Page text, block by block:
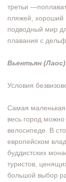
третьи
пляжей, хороший
подводный мир
плавания с
Вьентьян (Лаос)
Условия
Самая маленькая
весь город
велосипеде. В
европейском
буддистских
туристов,
большой выбор